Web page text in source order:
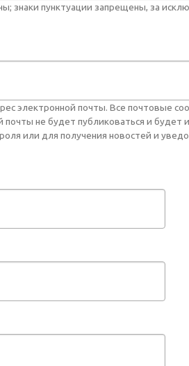
знаки пунктуации запрещены, за
электронной почты. Все почтовые
почты не будет публиковаться и
или для получения новостей и